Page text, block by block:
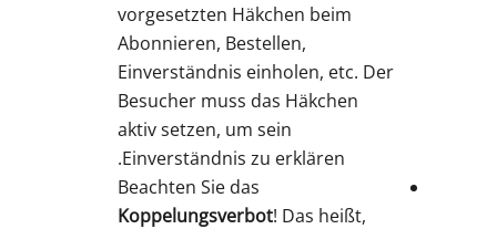
vorgesetzten Häkchen beim
Abonnieren, Bestellen,
Einverständnis einholen, etc. Der
Besucher muss das Häkchen
aktiv setzen, um sein
Einverständnis zu erklären.
Beachten Sie das
Koppelungsverbot! Das heißt,